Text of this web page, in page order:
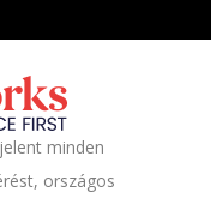
minden
országos